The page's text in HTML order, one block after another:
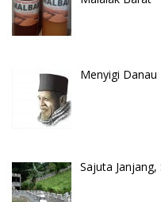
Menyigi Danau
Sajuta